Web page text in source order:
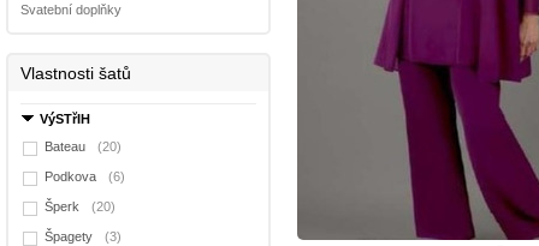
Svatební doplňky
Vlastnosti šatů
VýSTřIH
Bateau
(20)
Podkova (6)
Šperk (20)
Špagety (3)